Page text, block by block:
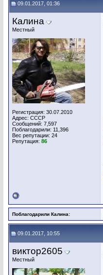
09.01.2017, 01:36
Калина
Местный
Регистрация: 30.07.2010
Адрес: СССР
Сообщений: 7,597
Поблагодарили: 11,396
Вес репутации: 24
Репутация: 86
Поблагодарили Калина:
09.01.2017, 10:55
виктор2605
Местный